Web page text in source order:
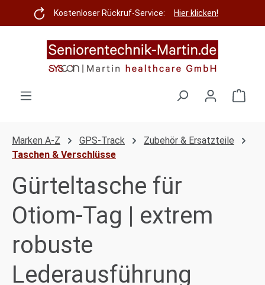
Zum Hauptinhalt springen
Kostenloser Rückruf-Service: Hier klicken!
Marken A-Z GPS-Track
Zubehör & Ersatzteile
Taschen & Verschlüsse
Gürteltasche für
Otiom-Tag | extrem
robuste
Lederausführung